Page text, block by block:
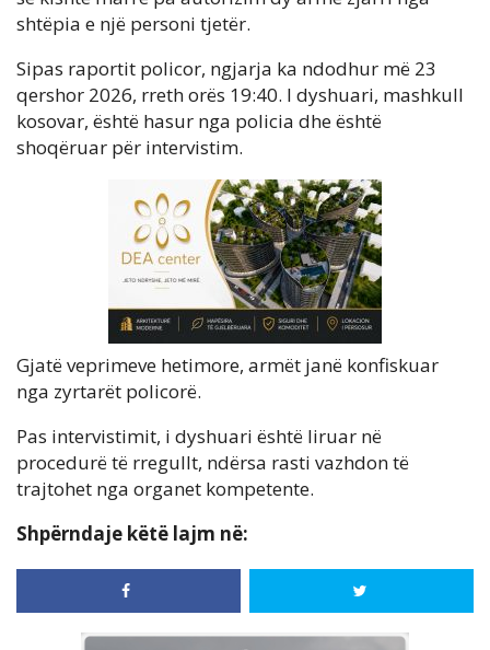
shtëpia e një personi tjetër.
Sipas raportit policor, ngjarja ka ndodhur më 23
qershor 2026, rreth orës 19:40. I dyshuari, mashkull
kosovar, është hasur nga policia dhe është
shoqëruar për intervistim.
Gjatë veprimeve hetimore, armët janë konfiskuar
nga zyrtarët policorë.
Pas intervistimit, i dyshuari është liruar në
procedurë të rregullt, ndërsa rasti vazhdon të
trajtohet nga organet kompetente.
Shpërndaje këtë lajm në: